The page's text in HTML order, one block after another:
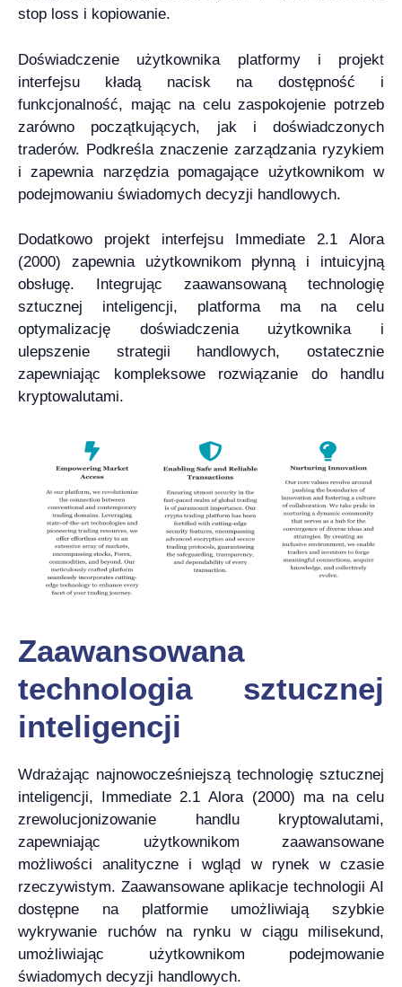
stop loss i kopiowanie.
Doświadczenie użytkownika platformy i projekt
interfejsu kładą nacisk na dostępność i
funkcjonalność, mając na celu zaspokojenie potrzeb
zarówno początkujących, jak i doświadczonych
traderów. Podkreśla znaczenie zarządzania ryzykiem
i zapewnia narzędzia pomagające użytkownikom w
podejmowaniu świadomych decyzji handlowych.
Dodatkowo projekt interfejsu Immediate 2.1 Alora
(2000) zapewnia użytkownikom płynną i intuicyjną
obsługę. Integrując zaawansowaną technologię
sztucznej inteligencji, platforma ma na celu
optymalizację doświadczenia użytkownika i
ulepszenie strategii handlowych, ostatecznie
zapewniając kompleksowe rozwiązanie do handlu
kryptowalutami.
Zaawansowana
technologia sztucznej
inteligencji
Wdrażając najnowocześniejszą technologię sztucznej
inteligencji, Immediate 2.1 Alora (2000) ma na celu
zrewolucjonizowanie handlu kryptowalutami,
zapewniając użytkownikom zaawansowane
możliwości analityczne i wgląd w rynek w czasie
rzeczywistym. Zaawansowane aplikacje technologii AI
dostępne na platformie umożliwiają szybkie
wykrywanie ruchów na rynku w ciągu milisekund,
umożliwiając użytkownikom podejmowanie
świadomych decyzji handlowych.